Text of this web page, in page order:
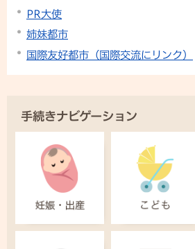
PR大使
姉妹都市
国際友好都市（国際交流にリンク）
手続きナビゲーション